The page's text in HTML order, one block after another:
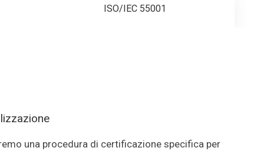
ISO/IEC 55001
una procedura di certificazione specifica per